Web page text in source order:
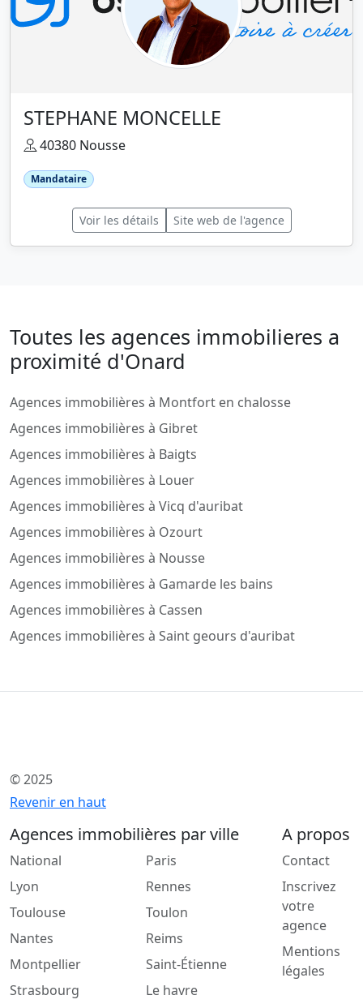
STEPHANE MONCELLE
40380 Nousse
Mandataire
Voir les détails Site web de l'agence
Toutes les agences immobilieres a
proximité d'Onard
Agences immobilières à Montfort en chalosse
Agences immobilières à Gibret
Agences immobilières à Baigts
Agences immobilières à Louer
Agences immobilières à Vicq d'auribat
Agences immobilières à Ozourt
Agences immobilières à Nousse
Agences immobilières à Gamarde les bains
Agences immobilières à Cassen
Agences immobilières à Saint geours d'auribat
© 2025
Revenir en haut
Agences immobilières par ville
National
Lyon
Toulouse
Nantes
Montpellier
Strasbourg
Paris
Rennes
Toulon
Reims
Saint-Étienne
Le havre
A propos
Contact
Inscrivez
votre
agence
Mentions
légales